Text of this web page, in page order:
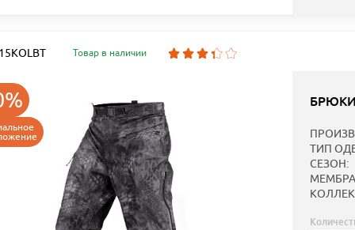
Товар в наличии
БРЮКИ
ТИП
СЕЗОН: